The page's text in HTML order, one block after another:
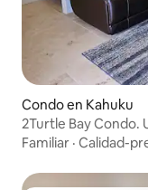
Condo en Kahuku
2Turtle Bay Condo.
Familiar · Calidad-